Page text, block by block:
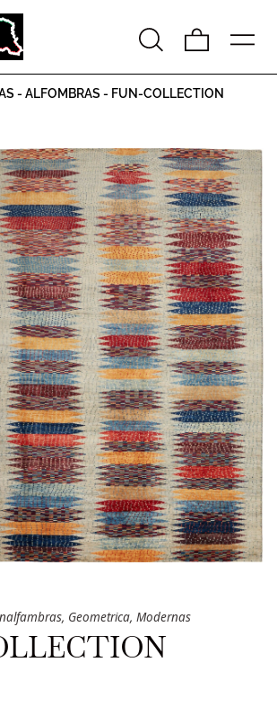
- ALFOMBRAS - FUN-COLLECTION
, Geometrica, Modernas